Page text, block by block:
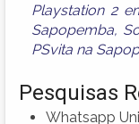
Playstation 2
Sapopemba,
PSvita na
Pesquisas
Whatsapp